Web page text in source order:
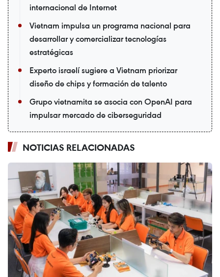
internacional de Internet
Vietnam impulsa un programa nacional para
desarrollar y comercializar tecnologías
estratégicas
Experto israelí sugiere a Vietnam priorizar
diseño de chips y formación de talento
Grupo vietnamita se asocia con OpenAI para
impulsar mercado de ciberseguridad
NOTICIAS RELACIONADAS